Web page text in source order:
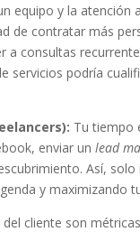
equipo y la atención
de contratar más
a consultas
servicios podría
Tu tiempo
enviar unlead
Así,
y maximizando
cliente son